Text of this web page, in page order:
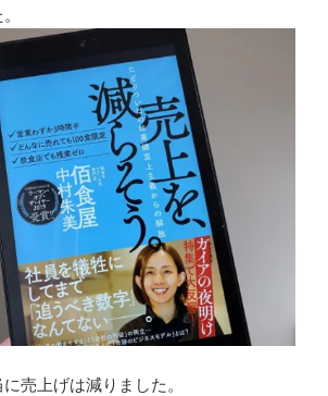
売上げは減りました。